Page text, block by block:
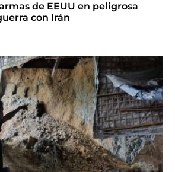
de EEUU en peligrosa
con Irán